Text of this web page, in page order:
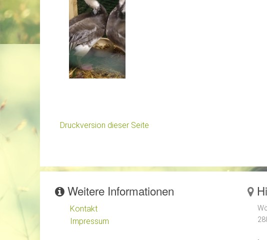
Druckversion dieser Seite
Weitere Informationen
Kontakt
Impressum